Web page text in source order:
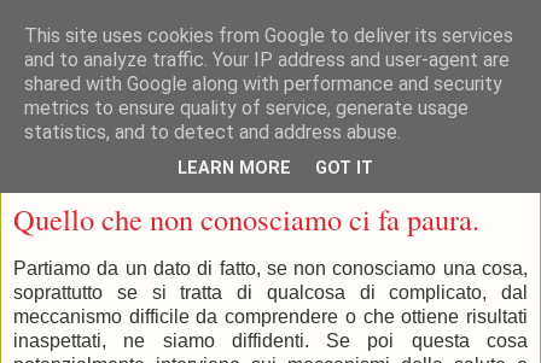
Quello che non conosciamo ci fa paura.
Partiamo da un dato di fatto, se non conosciamo una cosa,
soprattutto se si tratta di qualcosa di complicato, dal
meccanismo difficile da comprendere o che ottiene risultati
inaspettati, ne siamo diffidenti. Se poi questa cosa
This site uses cookies from Google to deliver its services
and to analyze traffic. Your IP address and user-agent are
shared with Google along with performance and security
metrics to ensure quality of service, generate usage
statistics, and to detect and address abuse.
LEARN MORE GOT IT